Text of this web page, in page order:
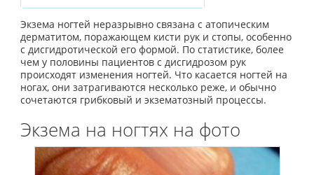
Экзема ногтей неразрывно связана с атопическим
дерматитом, поражающем кисти рук и стопы, особенно
с дисгидротической его формой. По статистике, более
чем у половины пациентов с дисгидрозом рук
происходят изменения ногтей. Что касается ногтей на
ногах, они затрагиваются несколько реже, и обычно
сочетаются грибковый и экзематозный процессы.
Экзема на ногтях на фото